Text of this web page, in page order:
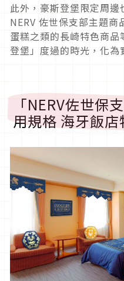
此外，豪斯登堡限定周
NERV 佐世保支部主題
蛋糕之類的長崎特色商
登堡」度過的時光，化為
「NERV佐世保
用規格 海牙飯店